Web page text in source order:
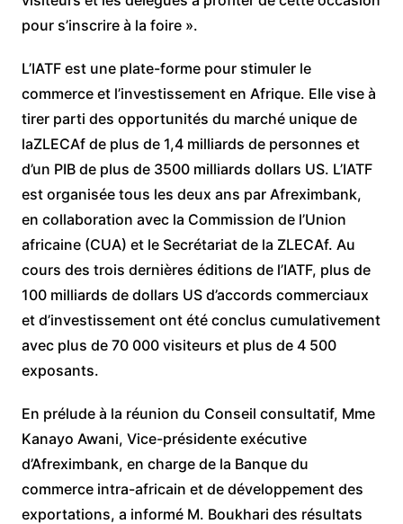
pour s’inscrire à la foire ».
L’IATF est une plate-forme pour stimuler le
commerce et l’investissement en Afrique. Elle vise à
tirer parti des opportunités du marché unique de
laZLECAf de plus de 1,4 milliards de personnes et
d’un PIB de plus de 3500 milliards dollars US. L’IATF
est organisée tous les deux ans par Afreximbank,
en collaboration avec la Commission de l’Union
africaine (CUA) et le Secrétariat de la ZLECAf. Au
cours des trois dernières éditions de l’IATF, plus de
100 milliards de dollars US d’accords commerciaux
et d’investissement ont été conclus cumulativement
avec plus de 70 000 visiteurs et plus de 4 500
exposants.
En prélude à la réunion du Conseil consultatif, Mme
Kanayo Awani, Vice-présidente exécutive
d’Afreximbank, en charge de la Banque du
commerce intra-africain et de développement des
exportations, a informé M. Boukhari des résultats